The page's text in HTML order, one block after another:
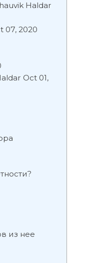
Haldar
07, 2020
Oct 01,
из нее